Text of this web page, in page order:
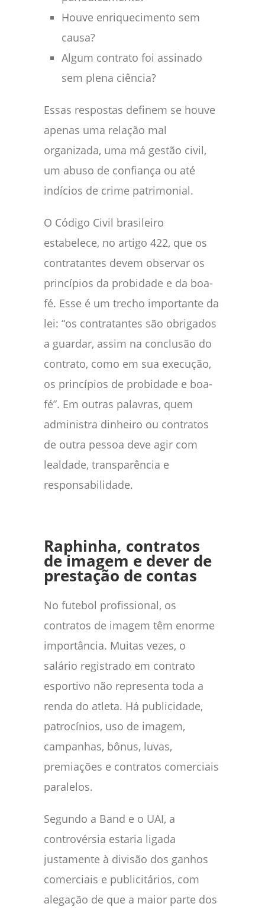
Houve enriquecimento sem
causa?
Algum contrato foi assinado
sem plena ciência?
Essas respostas definem se houve
apenas uma relação mal
organizada, uma má gestão civil,
um abuso de confiança ou até
indícios de crime patrimonial.
O Código Civil brasileiro
estabelece, no artigo 422, que os
contratantes devem observar os
princípios da probidade e da boa-
fé. Esse é um trecho importante da
lei: “os contratantes são obrigados
a guardar, assim na conclusão do
contrato, como em sua execução,
os princípios de probidade e boa-
fé”. Em outras palavras, quem
administra dinheiro ou contratos
de outra pessoa deve agir com
lealdade, transparência e
responsabilidade.
Raphinha, contratos
de imagem e dever de
prestação de contas
No futebol profissional, os
contratos de imagem têm enorme
importância. Muitas vezes, o
salário registrado em contrato
esportivo não representa toda a
renda do atleta. Há publicidade,
patrocínios, uso de imagem,
campanhas, bônus, luvas,
premiações e contratos comerciais
paralelos.
Segundo a Band e o UAI, a
controvérsia estaria ligada
justamente à divisão dos ganhos
comerciais e publicitários, com
alegação de que a maior parte dos